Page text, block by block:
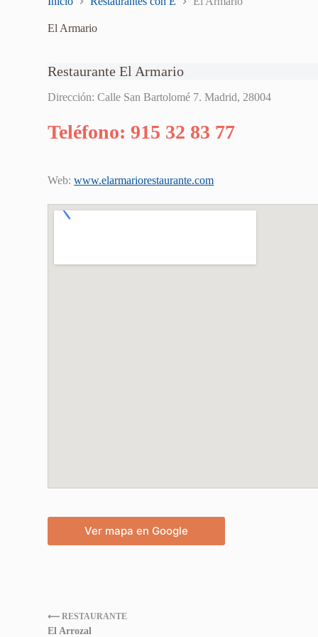
El Armario
Restaurante El Armario
Dirección: Calle San Bartolomé 7. Madrid, 28004
Teléfono: 915 32 83 77
Web:www.elarmariorestaurante.com
Ver mapa en Google
⟵ RESTAURANTE
El Arrozal